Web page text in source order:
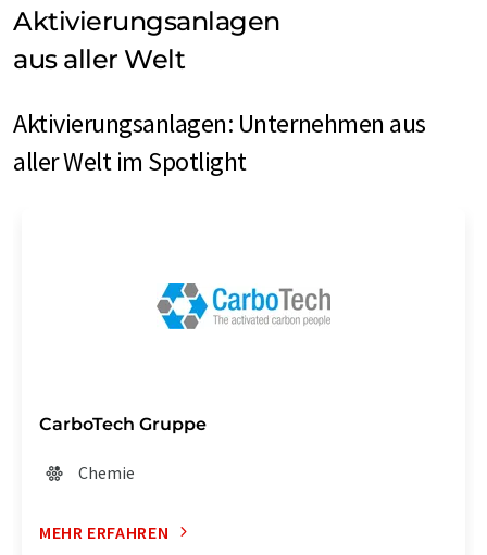
Aktivierungsanlagen
aus aller Welt
Aktivierungsanlagen: Unternehmen aus
aller Welt im Spotlight
CarboTech Gruppe
Chemie
MEHR ERFAHREN